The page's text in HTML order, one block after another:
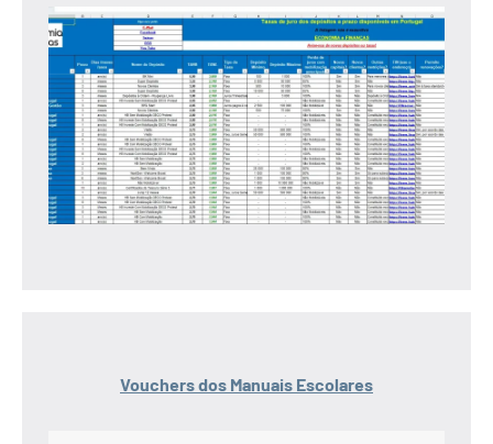
Vouchers dos Manuais Escolares